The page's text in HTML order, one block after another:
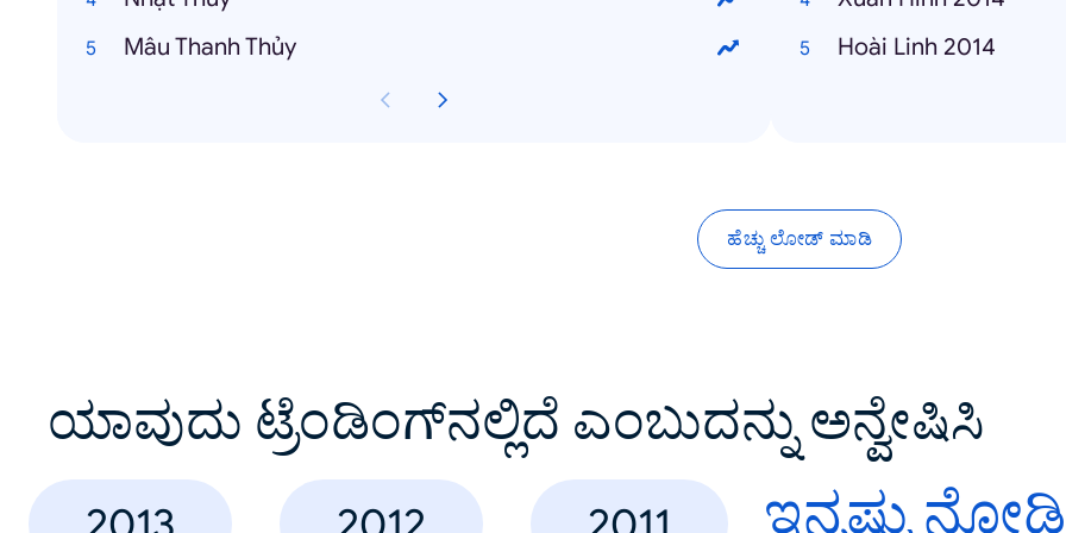
Mâu Thanh Thủy
Hoài Linh 2014
ಹೆಚ್ಚು ಲೋಡ್ ಮಾಡಿ
ಯಾವುದು ಟ್ರೆಂಡಿಂಗ್‌ನಲ್ಲಿದೆ ಎಂಬುದನ್ನು ಅನ್ವೇಷಿಸಿ
ಇನ್ನಷ್ಟು ನೋಡಿ